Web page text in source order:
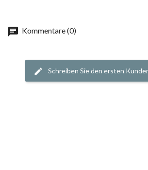
chat Kommentare (0)
edit Schreiben Sie den ersten